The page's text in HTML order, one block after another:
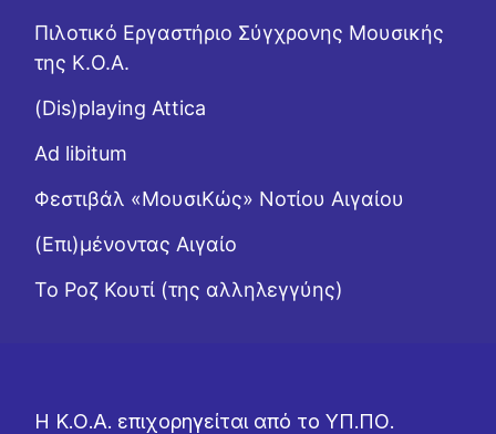
Πιλοτικό Εργαστήριο Σύγχρονης Μουσικής
της Κ.Ο.Α.
(Dis)playing Attica
Ad libitum
Φεστιβάλ «ΜουσιΚώς» Νοτίου Αιγαίου
(Επι)μένοντας Αιγαίο
Το Ροζ Κουτί (της αλληλεγγύης)
Η Κ.Ο.Α. επιχορηγείται από το ΥΠ.ΠΟ.